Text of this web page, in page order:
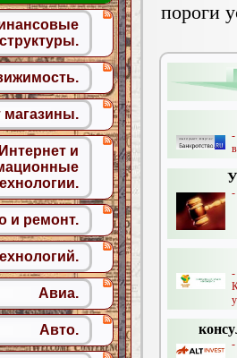
-
-
-
-
пороги
структуры.
магазины.
Интернет и
и ремонт.
Авиа.
Авто.